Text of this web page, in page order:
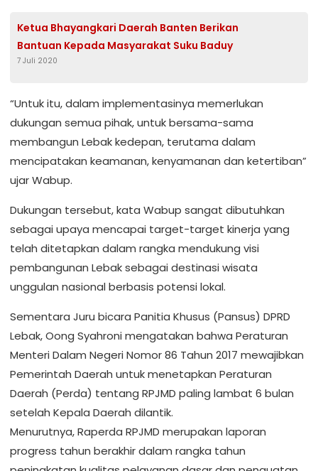
Ketua Bhayangkari Daerah Banten Berikan
Bantuan Kepada Masyarakat Suku Baduy
7 Juli 2020
“Untuk itu, dalam implementasinya memerlukan
dukungan semua pihak, untuk bersama-sama
membangun Lebak kedepan, terutama dalam
mencipatakan keamanan, kenyamanan dan ketertiban”
ujar Wabup.
Dukungan tersebut, kata Wabup sangat dibutuhkan
sebagai upaya mencapai target-target kinerja yang
telah ditetapkan dalam rangka mendukung visi
pembangunan Lebak sebagai destinasi wisata
unggulan nasional berbasis potensi lokal.
Sementara Juru bicara Panitia Khusus (Pansus) DPRD
Lebak, Oong Syahroni mengatakan bahwa Peraturan
Menteri Dalam Negeri Nomor 86 Tahun 2017 mewajibkan
Pemerintah Daerah untuk menetapkan Peraturan
Daerah (Perda) tentang RPJMD paling lambat 6 bulan
setelah Kepala Daerah dilantik.
Menurutnya, Raperda RPJMD merupakan laporan
progress tahun berakhir dalam rangka tahun